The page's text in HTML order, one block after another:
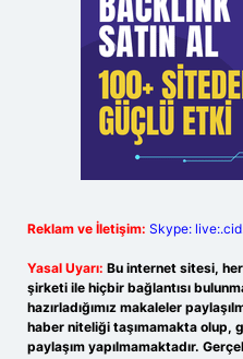
Reklam ve İletişim: Skype:
Yasal Uyarı: Bu internet sitesi,
şirketi ile hiçbir bağlantısı
hazırladığımız makaleler
haber niteliği taşımamakta olup,
paylaşım yapılmamaktadır.